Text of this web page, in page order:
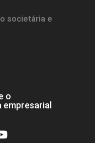
societária e
o
empresarial